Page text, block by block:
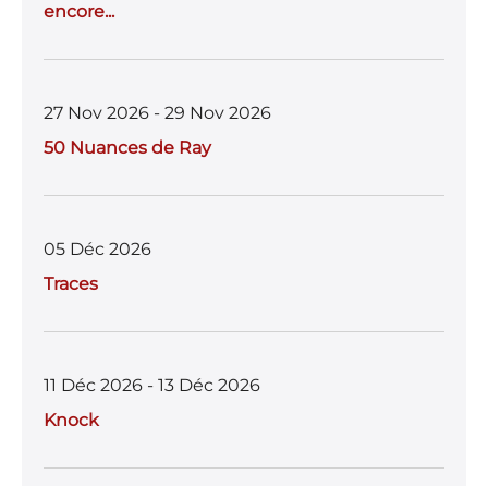
encore...
27 Nov 2026 - 29 Nov 2026
50 Nuances de Ray
05 Déc 2026
Traces
11 Déc 2026 - 13 Déc 2026
Knock